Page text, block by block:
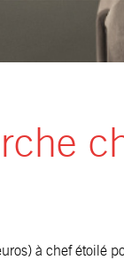
à chef étoilé